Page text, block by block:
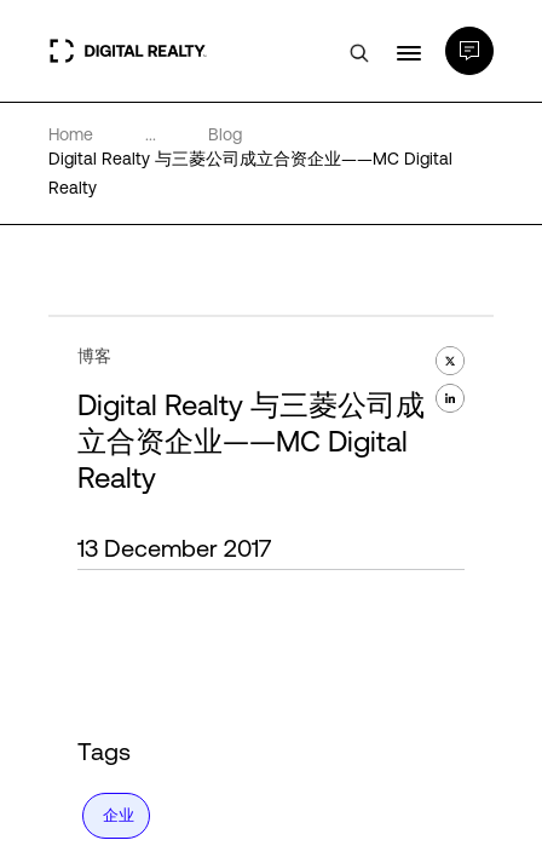
数据中心
PlatformDIGITAL®
关于
Language
Home ...
Blog
Digital Realty 与三菱公司成立合资企业——MC Digital
Realty
博客
Digital Realty 与三菱公司成
立合资企业——MC Digital
Realty
13 December 2017
Tags
企业